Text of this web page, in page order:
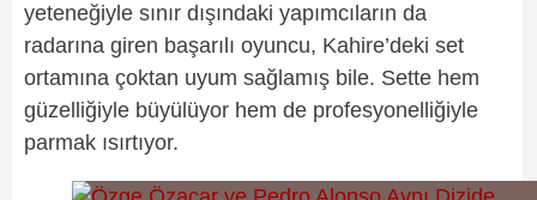
yeteneğiyle sınır dışındaki yapımcıların da
radarına giren başarılı oyuncu, Kahire’deki set
ortamına çoktan uyum sağlamış bile. Sette hem
güzelliğiyle büyülüyor hem de profesyonelliğiyle
parmak ısırtıyor.